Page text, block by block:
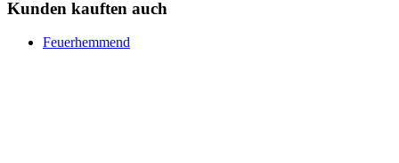
Kunden kauften auch
Feuerhemmend